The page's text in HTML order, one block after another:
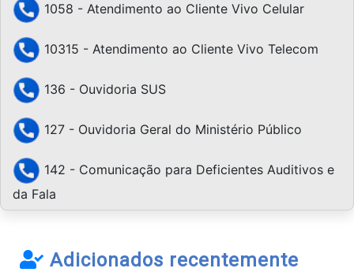
1058 - Atendimento ao Cliente Vivo Celular
10315 - Atendimento ao Cliente Vivo Telecom
136 - Ouvidoria SUS
127 - Ouvidoria Geral do Ministério Público
142 - Comunicação para Deficientes Auditivos e
da Fala
Adicionados recentemente